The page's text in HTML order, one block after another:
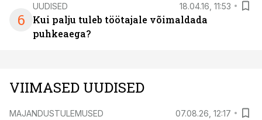
6
UUDISED 18.04.16, 11:53
Kui palju tuleb töötajale võimaldada
puhkeaega?
VIIMASED UUDISED
MAJANDUSTULEMUSED 07.08.26, 12:17